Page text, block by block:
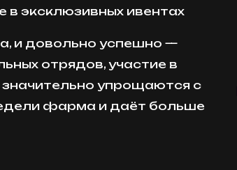
в эксклюзивных ивентах
и довольно успешно —
отрядов, участие в
значительно упрощаются с
фарма и даёт больше